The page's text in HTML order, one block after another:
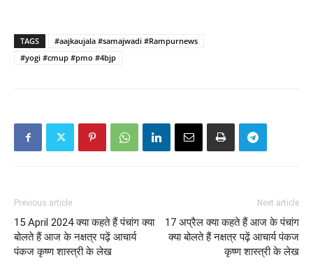
TAGS
#aajkaujala #samajwadi #Rampurnews
#yogi #cmup #pmo #4bjp
Previous article
15 April 2024 क्या कहते हैं पंचांग क्या
बोलते हैं आज के नक्षत्र पढ़ें आचार्य
पंकज कृष्ण शास्त्री के लेख
Next article
17 अप्रैल क्या कहते हैं आज के पंचांग
क्या बोलते हैं नक्षत्र पढ़ें आचार्य पंकज
कृष्ण शास्त्री के लेख